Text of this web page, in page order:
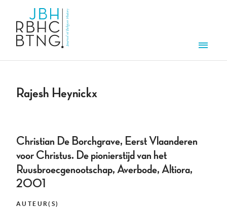
Rajesh Heynickx
Christian De Borchgrave, Eerst Vlaanderen
voor Christus. De pionierstijd van het
Ruusbroecgenootschap, Averbode, Altiora,
2001
AUTEUR(S)